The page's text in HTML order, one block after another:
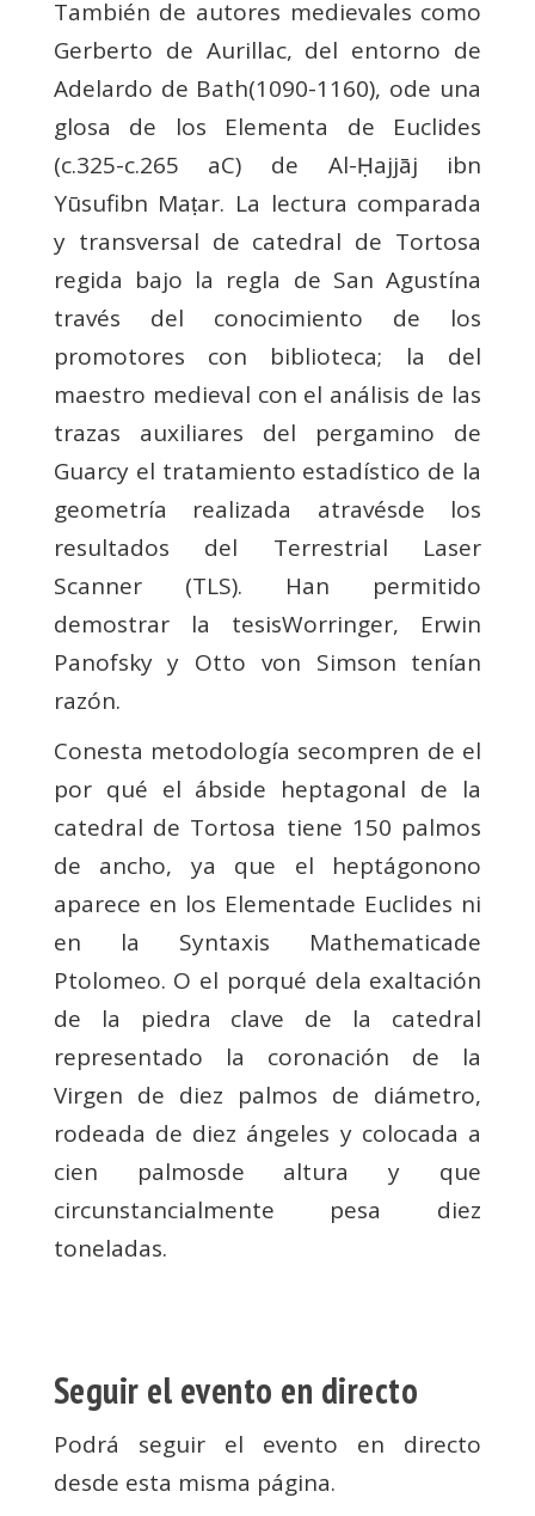
También de autores medievales como
Gerberto de Aurillac, del entorno de
Adelardo de Bath(1090-1160), ode una
glosa de los Elementa de Euclides
(c.325-c.265 aC) de Al-Ḥajjāj ibn
Yūsufibn Maṭar. La lectura comparada
y transversal de catedral de Tortosa
regida bajo la regla de San Agustína
través del conocimiento de los
promotores con biblioteca; la del
maestro medieval con el análisis de las
trazas auxiliares del pergamino de
Guarcy el tratamiento estadístico de la
geometría realizada atravésde los
resultados del Terrestrial Laser
Scanner (TLS). Han permitido
demostrar la tesisWorringer, Erwin
Panofsky y Otto von Simson tenían
razón.
Conesta metodología secompren de el
por qué el ábside heptagonal de la
catedral de Tortosa tiene 150 palmos
de ancho, ya que el heptágonono
aparece en los Elementade Euclides ni
en la Syntaxis Mathematicade
Ptolomeo. O el porqué dela exaltación
de la piedra clave de la catedral
representado la coronación de la
Virgen de diez palmos de diámetro,
rodeada de diez ángeles y colocada a
cien palmosde altura y que
circunstancialmente pesa diez
toneladas.
Seguir el evento en directo
Podrá seguir el evento en directo
desde esta misma página.